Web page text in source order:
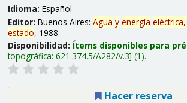
Idioma: Español
Editor: Buenos Aires: Agua y energía eléctrica,
estado, 1988
Disponibilidad: Ítems disponibles para
topográfica: 621.374.5/A282/v.3 (1).
Hacer reserva